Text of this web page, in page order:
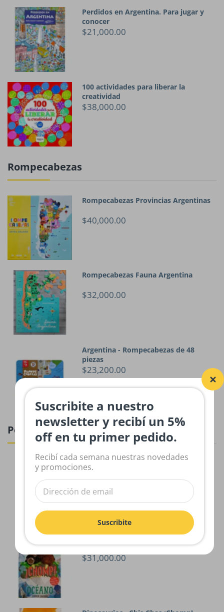
Perdidos en Argentina. Para jugar y
conocer
$21,000.00
100 actividades para liberar la
creatividad
$38,000.00
Rompecabezas
Rompecabezas Provincias Argentinas
$40,000.00
Rompecabezas Fauna Argentina
$32,000.00
Argentina - Rompecabezas de 48
piezas
$23,200.00
Pop-Ups
Mascotas . Chis Chas ¡Chomp!
$31,000.00
$31,000.00
Suscribite a nuestro
newsletter y recibí un 5%
off en tu primer pedido.
Recibí cada semana nuestras novedades
y promociones.
Suscribite